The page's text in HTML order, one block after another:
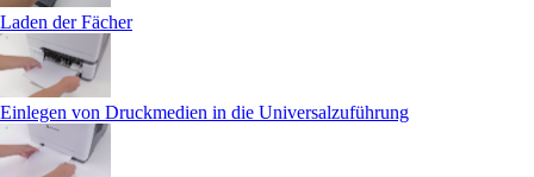
Laden der Fächer
Einlegen von Druckmedien in die Universalzuführung